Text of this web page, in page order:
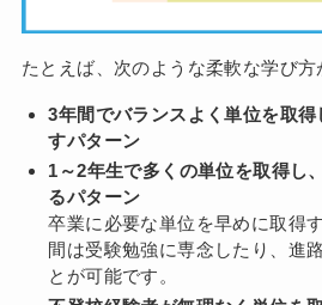
たとえば、次のような柔軟な学び方
3年間でバランスよく単位を取
すパターン
1～2年生で多くの単位を取得し
るパターン
卒業に必要な単位を早めに取得
間は受験勉強に専念したり、進
とが可能です。